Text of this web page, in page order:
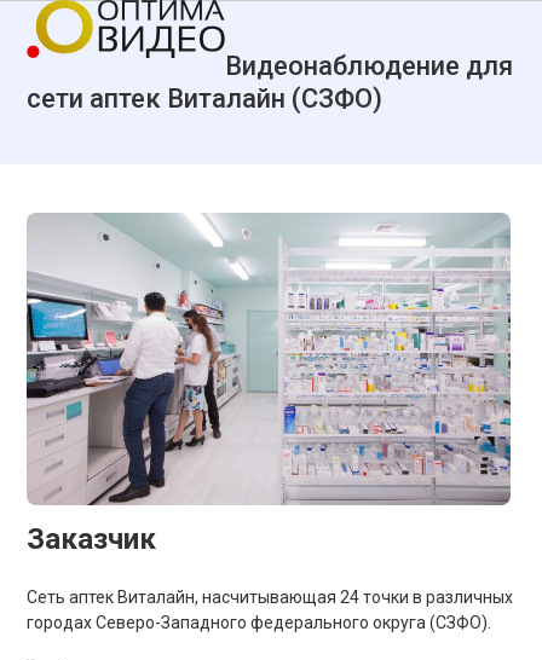
content
Open
mobile
menu
Close
mobile
menu
Видеонаблюдение для
сети аптек Виталайн (СЗФО)
Заказчик
Сеть аптек Виталайн, насчитывающая 24 точки в различных
городах Северо-Западного федерального округа (СЗФО).